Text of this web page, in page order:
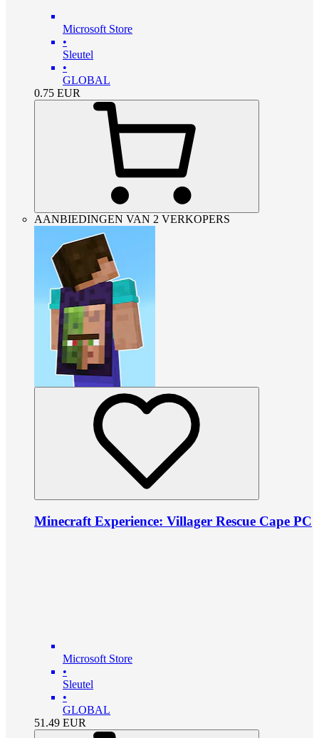
Microsoft Store
•
Sleutel
•
GLOBAL
0.75 EUR
AANBIEDINGEN VAN 2 VERKOPERS
Minecraft Experience: Villager Rescue Cape PC
Microsoft Store
•
Sleutel
•
GLOBAL
51.49 EUR